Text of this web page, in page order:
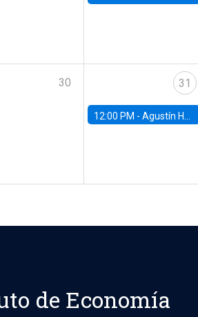
30 31
12:00 PM -Agustín Hurtado, University of Maryland
de Economía